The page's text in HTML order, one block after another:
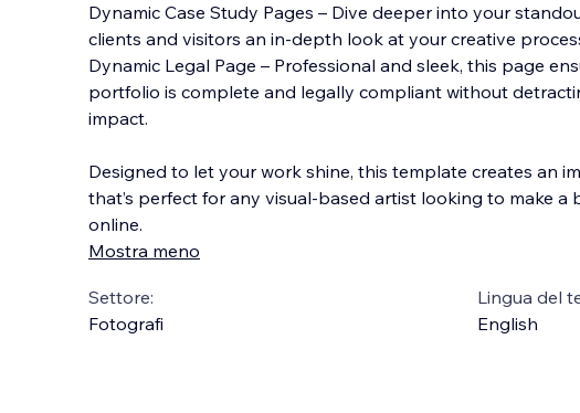
Dynamic Case Study Pages – Dive deeper into your
clients and visitors an in-depth look at your creative
Dynamic Legal Page – Professional and sleek, this page
portfolio is complete and legally compliant without
impact.
Designed to let your work shine, this template creates an
that’s perfect for any visual-based artist looking to make a
online.
Mostra meno
Settore:
Fotografi
Lingua del
English